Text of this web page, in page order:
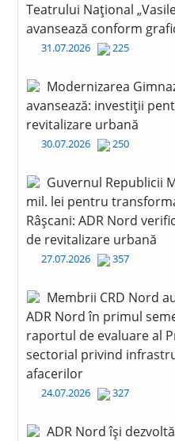
Teatrului Național
avansează conform
31.07.2026 225
Modernizarea
avansează: investiții
revitalizare urbană
30.07.2026 250
Guvernul Republicii
mil. lei pentru
Râșcani: ADR Nord
de revitalizare urbană
27.07.2026 357
Membrii CRD Nord
ADR Nord în primul
raportul de evaluare al
sectorial privind
afacerilor
24.07.2026 327
ADR Nord își